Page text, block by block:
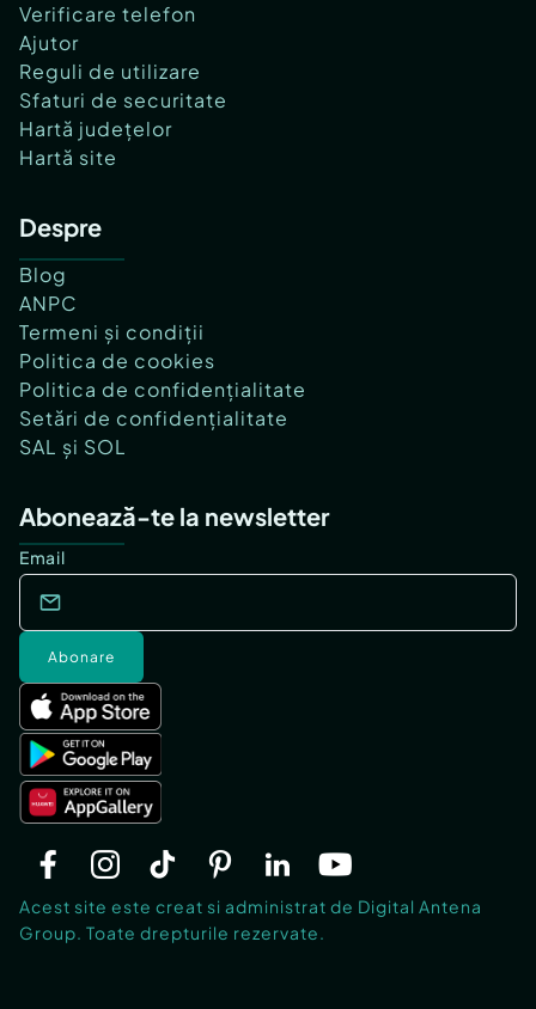
Verificare telefon
Ajutor
Reguli de utilizare
Sfaturi de securitate
Hartă județelor
Hartă site
Despre
Blog
ANPC
Termeni și condiții
Politica de cookies
Politica de confidențialitate
Setări de confidențialitate
SAL și SOL
Abonează-te la newsletter
Email
Abonare
Acest site este creat si administrat de Digital Antena
Group. Toate drepturile rezervate.